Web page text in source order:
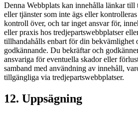
Denna Webbplats kan innehålla länkar till
eller tjänster som inte ägs eller
kontroll över, och tar inget ansvar för,
eller praxis hos tredjepartswebbplatser
tillhandahålls enbart för din bekvämlighet
godkännande. Du bekräftar och
ansvariga för eventuella skador eller
samband med användning av innehåll,
tillgängliga via tredjepartswebbplatser.
12. Uppsägning